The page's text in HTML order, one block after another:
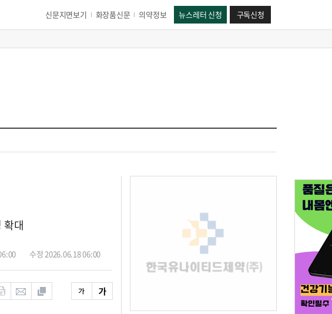
신문지면보기 화장품신문 의약정보 뉴스레터 신청 구독신청
대
수정 2026.06.18 06:00